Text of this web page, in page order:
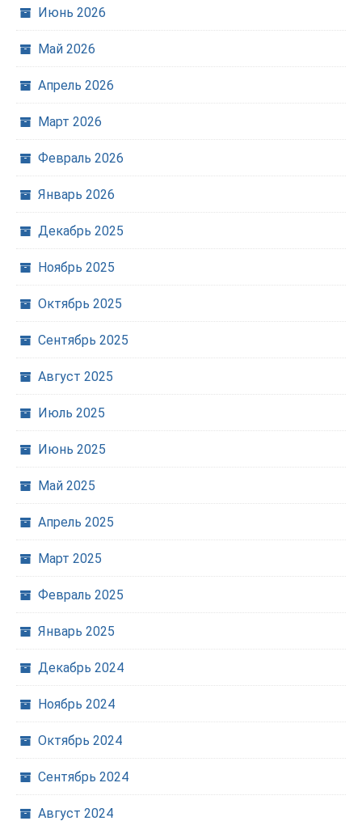
Июнь 2026
Май 2026
Апрель 2026
Март 2026
Февраль 2026
Январь 2026
Декабрь 2025
Ноябрь 2025
Октябрь 2025
Сентябрь 2025
Август 2025
Июль 2025
Июнь 2025
Май 2025
Апрель 2025
Март 2025
Февраль 2025
Январь 2025
Декабрь 2024
Ноябрь 2024
Октябрь 2024
Сентябрь 2024
Август 2024